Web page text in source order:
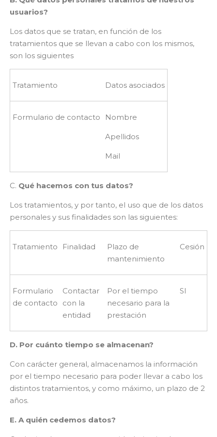
usuarios?
Los datos que se tratan, en función de los
tratamientos que se llevan a cabo con los mismos,
son los siguientes
Tratamiento Datos asociados
Formulario de contacto Nombre
Apellidos
Mail
C. Qué hacemos con tus datos?
Los tratamientos, y por tanto, el uso que de los datos
personales y sus finalidades son las siguientes:
Tratamiento Finalidad
Plazo de
mantenimiento
Cesión
Formulario
de contacto
Contactar
con la
entidad
Por el tiempo
necesario para la
prestación
SI
D. Por cuánto tiempo se almacenan?
Con carácter general, almacenamos la información
por el tiempo necesario para poder llevar a cabo los
distintos tratamientos, y como máximo, un plazo de 2
años.
E. A quién cedemos datos?